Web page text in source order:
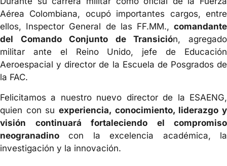
Aérea Colombiana, ocupó importantes cargos, entre
ellos, Inspector General de las FF.MM., comandante
del Comando Conjunto de Transición, agregado
militar ante el Reino Unido, jefe de Educación
Aeroespacial y director de la Escuela de Posgrados de
la FAC.
Felicitamos a nuestro nuevo director de la ESAENG,
quien con su experiencia, conocimiento, liderazgo y
visión continuará fortaleciendo el compromiso
neogranadino con la excelencia académica, la
investigación y la innovación.